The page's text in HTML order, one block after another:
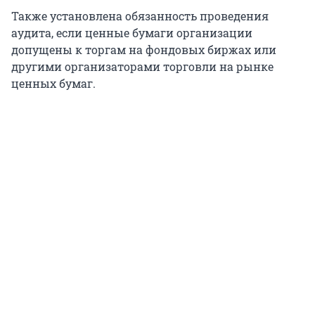
Также установлена обязанность проведения
аудита, если ценные бумаги организации
допущены к торгам на фондовых биржах или
другими организаторами торговли на рынке
ценных бумаг.